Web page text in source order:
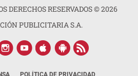
DERECHOS RESERVADOS ©2026
PUBLICITARIA S.A.
POLÍTICA DE PRIVACIDAD